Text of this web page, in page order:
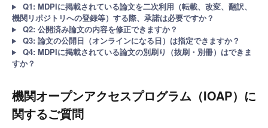
Q1: MDPIに掲載されている論文を二次利用（転載、改変、翻訳、
機関リポジトリへの登録等）する際、承諾は必要ですか？
Q2: 公開済み論文の内容を修正できますか？
Q3: 論文の公開日（オンラインになる日）は指定できますか？
Q4: MDPIに掲載されている論文の別刷り（抜刷・別冊）はできま
すか？
機関オープンアクセスプログラム（IOAP）に
関するご質問